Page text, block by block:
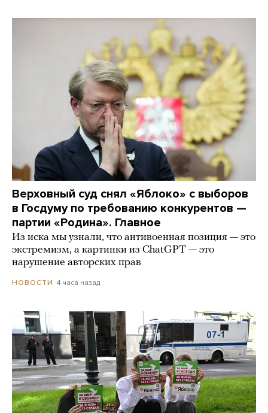
Верховный суд снял «Яблоко» с выборов
в Госдуму по требованию конкурентов —
партии «Родина». Главное
Из иска мы узнали, что антивоенная позиция — это
экстремизм, а картинки из СhatGPT — это
нарушение авторских прав
НОВОСТИ 4 часа назад